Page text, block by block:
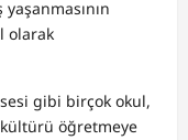
olarak
gibi birçok okul,
kültürü öğretmeye